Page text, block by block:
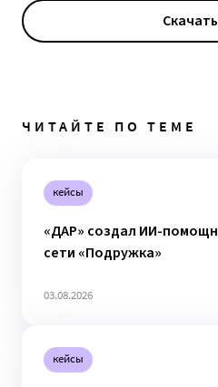
Скачать
ЧИТАЙТЕ ПО ТЕМЕ
кейсы
«ДАР» создал ИИ-
сети «Подружка»
03.08.2026
кейсы